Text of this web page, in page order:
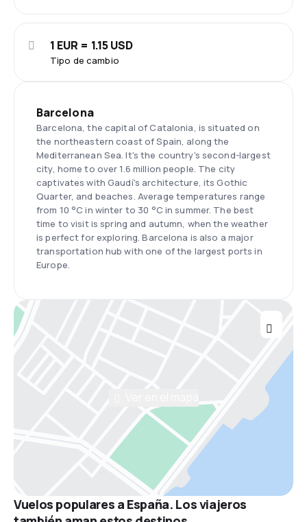
Tipo de cambio
1 EUR = 1.15 USD
Barcelona
Barcelona, the capital of Catalonia, is situated on
the northeastern coast of Spain, along the
Mediterranean Sea. It's the country's second-largest
city, home to over 1.6 million people. The city
captivates with Gaudí's architecture, its Gothic
Quarter, and beaches. Average temperatures range
from 10 °C in winter to 30 °C in summer. The best
time to visit is spring and autumn, when the weather
is perfect for exploring. Barcelona is also a major
transportation hub with one of the largest ports in
Europe.
Vuelos populares a España. Los viajeros